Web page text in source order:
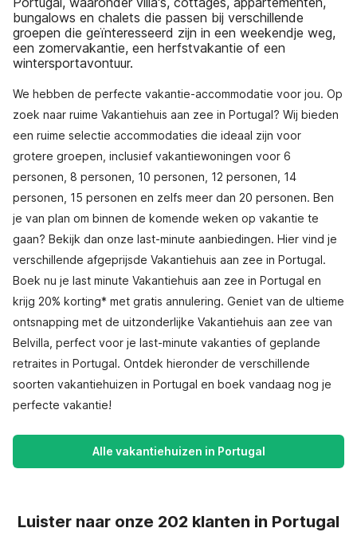
bungalows en chalets die passen bij verschillende
groepen die geïnteresseerd zijn in een weekendje weg,
een zomervakantie, een herfstvakantie of een
wintersportavontuur.
We hebben de perfecte vakantie-accommodatie voor jou. Op
zoek naar ruime Vakantiehuis aan zee in Portugal? Wij bieden
een ruime selectie accommodaties die ideaal zijn voor
grotere groepen, inclusief vakantiewoningen voor 6
personen, 8 personen, 10 personen, 12 personen, 14
personen, 15 personen en zelfs meer dan 20 personen. Ben
je van plan om binnen de komende weken op vakantie te
gaan? Bekijk dan onze last-minute aanbiedingen. Hier vind je
verschillende afgeprijsde Vakantiehuis aan zee in Portugal.
Boek nu je last minute Vakantiehuis aan zee in Portugal en
krijg 20% korting* met gratis annulering. Geniet van de ultieme
ontsnapping met de uitzonderlijke Vakantiehuis aan zee van
Belvilla, perfect voor je last-minute vakanties of geplande
retraites in Portugal. Ontdek hieronder de verschillende
soorten vakantiehuizen in Portugal en boek vandaag nog je
perfecte vakantie!
Alle vakantiehuizen in Portugal
Luister naar onze 202 klanten in Portugal